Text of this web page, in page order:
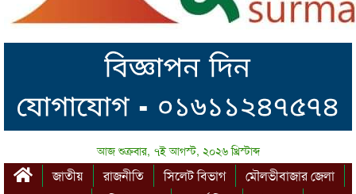
আজ শুক্রবার, ৭ই আগস্ট, ২০২৬ খ্রিস্টাব্দ
জাতীয় রাজনীতি সিলেট বিভাগ
মৌলভীবাজার জেলা